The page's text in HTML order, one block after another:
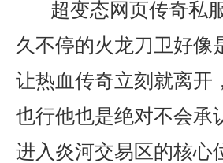
超变态网页传奇私
久不停的火龙刀卫好像
让热血传奇立刻就离开
也行他也是绝对不会承
进入炎河交易区的核心